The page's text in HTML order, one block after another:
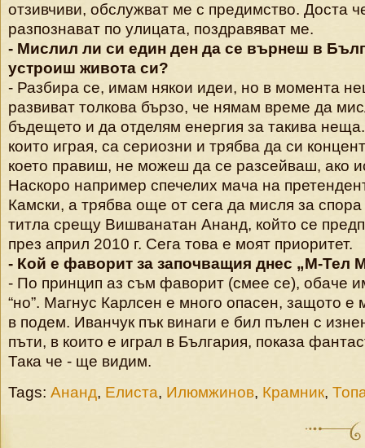
отзивчиви, обслужват ме с предимство. Доста
разпознават по улицата, поздравяват ме.
- Мислил ли си един ден да се върнеш в
устроиш живота си?
- Разбира се, имам някои идеи, но в момента
развиват толкова бързо, че нямам време да
бъдещето и да отделям енергия за такива
които играя, са сериозни и трябва да си
което правиш, не можеш да се разсейваш, ако
Наскоро например спечелих мача на
Камски, а трябва още от сега да мисля за спора
титла срещу Вишванатан Ананд, който се
през април 2010 г. Сега това е моят приоритет.
- Кой е фаворит за започващия днес „М-Тел
- По принцип аз съм фаворит (смее се), обаче
“но”. Магнус Карлсен е много опасен, защото
в подем. Иванчук пък винаги е бил пълен с
пъти, в които е играл в България, показа
Така че - ще видим.
Tags: Ананд, Елиста, Илюмжинов, Крамник,